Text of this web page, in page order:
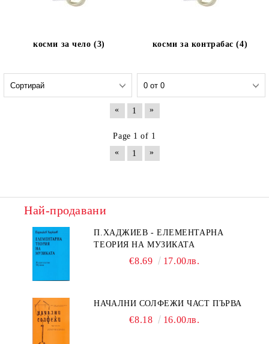
косми за чело (3) косми за контрабас (4)
« 1 »
Page 1 of 1
«
1 »
Най-продавани
П.ХАДЖИЕВ - ЕЛЕМЕНТАРНА
ТЕОРИЯ НА МУЗИКАТА
€8.69 17.00лв.
НАЧАЛНИ СОЛФЕЖИ ЧАСТ ПЪРВА
€8.18 16.00лв.